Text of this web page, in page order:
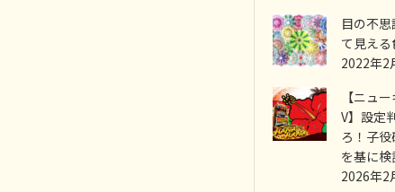
目の不
て見える
2022年2
【ニュ
V】設定
ろ！子
を基に検
2026年2